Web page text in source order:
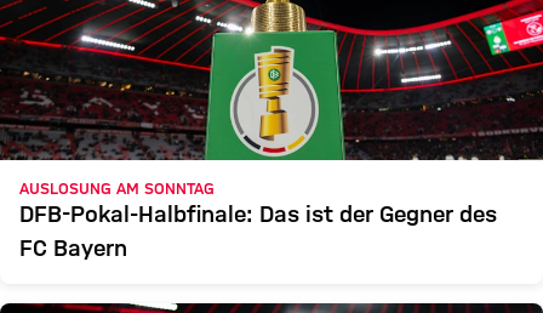
AUSLOSUNG AM SONNTAG
DFB-Pokal-Halbfinale: Das ist der Gegner des
FC Bayern